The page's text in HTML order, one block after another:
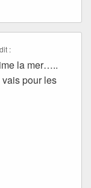
:
la mer…..
vais pour les